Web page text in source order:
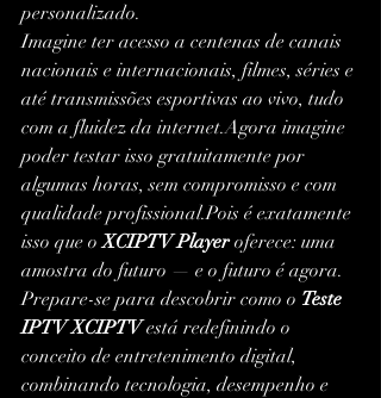
personalizado.
Imagine ter acesso a centenas de canais
nacionais e internacionais, filmes, séries e
até transmissões esportivas ao vivo, tudo
com a fluidez da internet.Agora imagine
poder testar isso gratuitamente por
algumas horas, sem compromisso e com
qualidade profissional.Pois é exatamente
isso que o XCIPTV Player oferece: uma
amostra do futuro — e o futuro é agora.
Prepare-se para descobrir como o Teste
IPTV XCIPTV está redefinindo o
conceito de entretenimento digital,
combinando tecnologia, desempenho e